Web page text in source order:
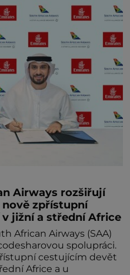
Airways rozšiřují
zpřístupní
jižní a střední Africe
African Airways (SAA)
spolupráci.
cestujícím devět
Africe a u